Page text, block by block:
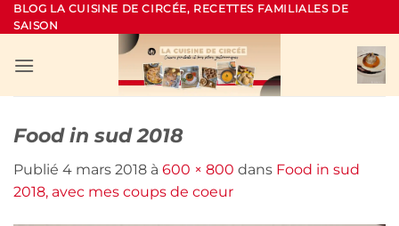
Passer
au
BLOG LA CUISINE DE CIRCÉE, RECETTES FAMILIALES DE
SAISON
Food in sud 2018
Publié 4 mars 2018 à 600 × 800 dans Food in sud
2018, avec mes coups de coeur